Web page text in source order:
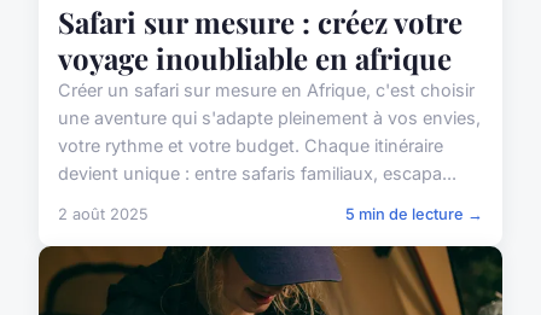
Safari sur mesure : créez votre
voyage inoubliable en afrique
Créer un safari sur mesure en Afrique, c'est choisir
une aventure qui s'adapte pleinement à vos envies,
votre rythme et votre budget. Chaque itinéraire
devient unique : entre safaris familiaux, escapa...
2 août 2025 5 min de lecture →